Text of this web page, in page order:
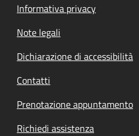
Informativa privacy
Note legali
Dichiarazione di accessibilità
Contatti
Prenotazione appuntamento
Richiedi assistenza